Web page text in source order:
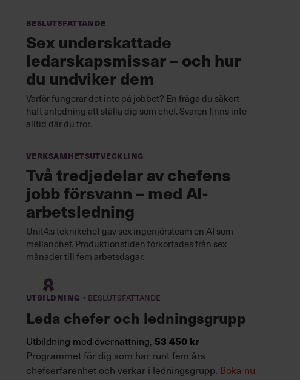
Beslutsfattande
Sex underskattade
ledarskapsmissar – och hur
du undviker dem
Varför fungerar det inte på jobbet? En fråga du säkert
haft anledning att ställa dig som chef. Svaren finns inte
alltid där du tror.
Verksamhetsutveckling
Två tredjedelar av chefens
jobb försvann – med AI-
arbetsledning
Unit4:s teknikchef gav sex ingenjörsteam en AI som
mellanchef. Produktionstiden förkortades från sex
månader till fem arbetsdagar.
Utbildning · Beslutsfattande
Leda chefer och ledningsgrupp
Utbildning med övernattning, 53 450 kr
Programmet för dig som har runt fem års
chefserfarenhet och verkar i ledningsgrupp. Boka nu